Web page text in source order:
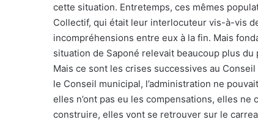
cette situation. Entretemps, ces mêmes
Collectif, qui était leur interlocuteur vis-à-vis
incompréhensions entre eux à la fin. Mais
situation de Saponé relevait beaucoup plus du
Mais ce sont les crises successives au
le Conseil municipal, l’administration ne
elles n’ont pas eu les compensations, elles
construire, elles vont se retrouver sur le